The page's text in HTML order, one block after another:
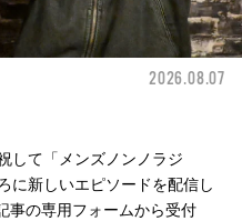
2026.08.07
して「メンズノンノラジ
新しいエピソードを配信し
事の専用フォームから受付